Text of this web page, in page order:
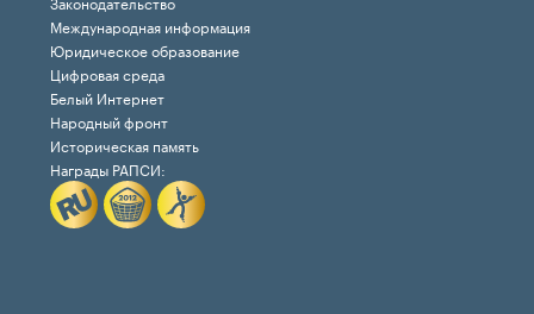
Международная информация
Юридическое образование
Цифровая среда
Белый Интернет
Народный фронт
Историческая память
Награды РАПСИ: